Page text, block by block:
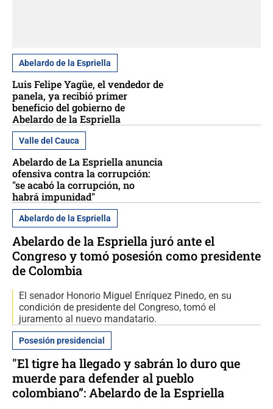
Abelardo de la Espriella
Luis Felipe Yagüe, el vendedor de
panela, ya recibió primer
beneficio del gobierno de
Abelardo de la Espriella
Valle del Cauca
Abelardo de La Espriella anuncia
ofensiva contra la corrupción:
"se acabó la corrupción, no
habrá impunidad"
Abelardo de la Espriella
Abelardo de la Espriella juró ante el
Congreso y tomó posesión como presidente
de Colombia
El senador Honorio Miguel Enríquez Pinedo, en su
condición de presidente del Congreso, tomó el
juramento al nuevo mandatario.
Posesión presidencial
"El tigre ha llegado y sabrán lo duro que
muerde para defender al pueblo
colombiano”: Abelardo de la Espriella